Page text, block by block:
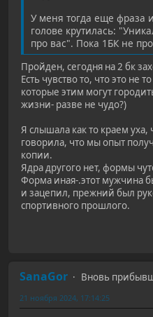
У меня тогда еще фраза
голове крутилась:
про вас". Пока 1БК не
Пройден, сегодня на 2 бк
Есть чувство то, что это не
которые этим могут
жизни- разве не чудо?)
Я слышала как то краем уха,
говорила, что мы опыт
копии.
Ядра другого нет, формы
Форма иная-.этот мужчина
и зацепил, прежний был
спортивного прошлого.
SanaGor
Вновь
21 ноября 2024, 17:14:25